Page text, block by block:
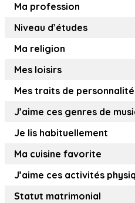
Ma profession
Niveau d’études
Ma religion
Mes loisirs
Mes traits de personnalité
J’aime ces genres de
Je lis habituellement
Ma cuisine favorite
J’aime ces activités
Statut matrimonial